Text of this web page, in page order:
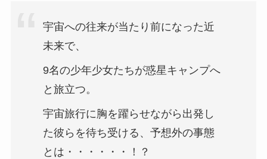
宇宙への往来が当たり前になった近
未来で、
9名の少年少女たちが惑星キャンプへ
と旅立つ。
宇宙旅行に胸を躍らせながら出発し
た彼らを待ち受ける、予想外の事態
とは・・・・・・！？